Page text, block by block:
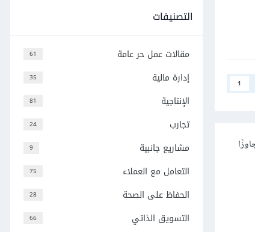
1
التصنيفات
61 مقالات عمل حر عامة
35 إدارة مالية
81 الإنتاجية
24 تجارب
9 مشاريع جانبية
75 التعامل مع العملاء
28 الحفاظ على الصحة
66 التسويق الذاتي